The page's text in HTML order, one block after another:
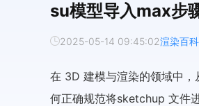
su模型导入max步
2025-05-14 09:45:02渲染百科
在 3D 建模与渲染的领域中
何正确规范将sketchup 文件